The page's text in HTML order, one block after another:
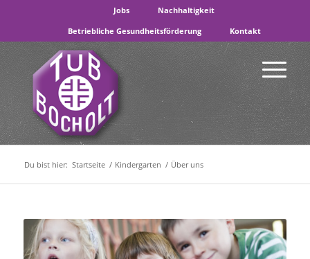
Jobs
Nachhaltigkeit
Betriebliche Gesundheitsförderung
Kontakt
Du bist hier: Startseite / Kindergarten / Über uns